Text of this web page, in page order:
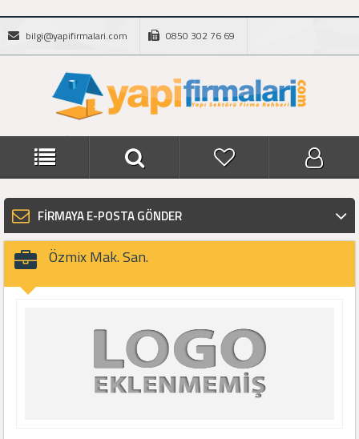
bilgi@yapifirmalari.com 0850 302 76 69
FİRMAYA E-POSTA GÖNDER
Özmix Mak. San.